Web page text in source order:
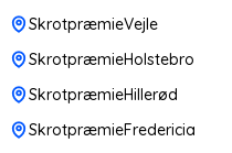
SkrotpræmieVejle
SkrotpræmieHolstebro
SkrotpræmieHillerød
SkrotpræmieFredericia